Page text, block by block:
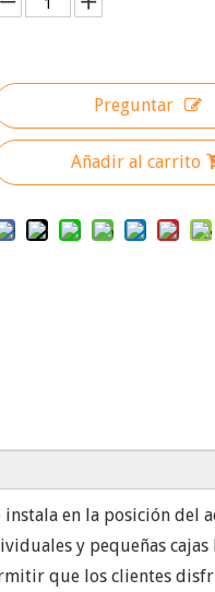
Preguntar
Añadir al carrito
en la posición del
y pequeñas cajas
que los clientes